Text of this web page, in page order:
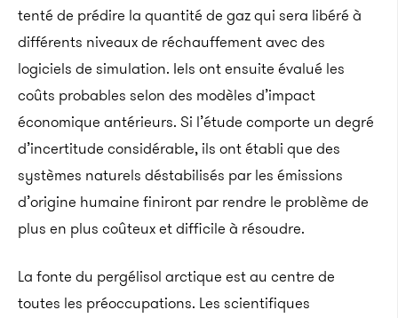
tenté de prédire la quantité de gaz qui sera libéré à
différents niveaux de réchauffement avec des
logiciels de simulation. Iels ont ensuite évalué les
coûts probables selon des modèles d’impact
économique antérieurs. Si l’étude comporte un degré
d’incertitude considérable, ils ont établi que des
systèmes naturels déstabilisés par les émissions
d’origine humaine finiront par rendre le problème de
plus en plus coûteux et difficile à résoudre.
La fonte du pergélisol arctique est au centre de
toutes les préoccupations. Les scientifiques